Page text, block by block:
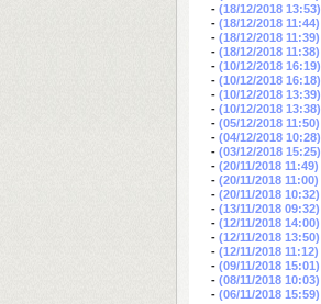
- (18/12/2018 13:53)
- (18/12/2018 11:44)
- (18/12/2018 11:39)
- (18/12/2018 11:38)
- (10/12/2018 16:19)
- (10/12/2018 16:18)
- (10/12/2018 13:39)
- (10/12/2018 13:38)
- (05/12/2018 11:50)
- (04/12/2018 10:28)
- (03/12/2018 15:25)
- (20/11/2018 11:49)
- (20/11/2018 11:00)
- (20/11/2018 10:32)
- (13/11/2018 09:32)
- (12/11/2018 14:00)
- (12/11/2018 13:50)
- (12/11/2018 11:12)
- (09/11/2018 15:01)
- (08/11/2018 10:03)
- (06/11/2018 15:59)